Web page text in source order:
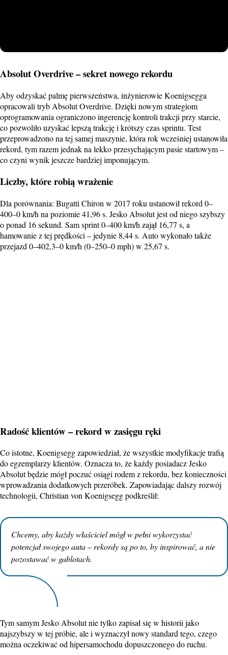
Absolut Overdrive – sekret nowego rekordu
Aby odzyskać palmę pierwszeństwa, inżynierowie Koenigsegga
opracowali tryb Absolut Overdrive. Dzięki nowym strategiom
oprogramowania ograniczono ingerencję kontroli trakcji przy starcie,
co pozwoliło uzyskać lepszą trakcję i krótszy czas sprintu. Test
przeprowadzono na tej samej maszynie, która rok wcześniej ustanowiła
rekord, tym razem jednak na lekko przesychającym pasie startowym –
co czyni wynik jeszcze bardziej imponującym.
Liczby, które robią wrażenie
Dla porównania: Bugatti Chiron w 2017 roku ustanowił rekord 0–
400–0 km/h na poziomie 41,96 s. Jesko Absolut jest od niego szybszy
o ponad 16 sekund. Sam sprint 0–400 km/h zajął 16,77 s, a
hamowanie z tej prędkości – jedynie 8,44 s. Auto wykonało także
przejazd 0–402,3–0 km/h (0–250–0 mph) w 25,67 s.
Radość klientów – rekord w zasięgu ręki
Co istotne, Koenigsegg zapowiedział, że wszystkie modyfikacje trafią
do egzemplarzy klientów. Oznacza to, że każdy posiadacz Jesko
Absolut będzie mógł poczuć osiągi rodem z rekordu, bez konieczności
wprowadzania dodatkowych przeróbek. Zapowiadając dalszy rozwój
technologii, Christian von Koenigsegg podkreślił:
Chcemy, aby każdy właściciel mógł w pełni wykorzystać
potencjał swojego auta – rekordy są po to, by inspirować, a nie
pozostawać w gablotach.
Tym samym Jesko Absolut nie tylko zapisał się w historii jako
najszybszy w tej próbie, ale i wyznaczył nowy standard tego, czego
można oczekiwać od hipersamochodu dopuszczonego do ruchu.